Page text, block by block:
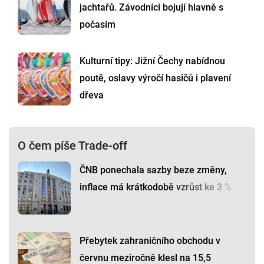
jachtařů. Závodníci bojují hlavně s
počasím
Kulturní tipy: Jižní Čechy nabídnou
poutě, oslavy výročí hasičů i plavení
dřeva
O čem píše Trade-off
ČNB ponechala sazby beze změny,
inflace má krátkodobě vzrůst ke 3 %
Přebytek zahraničního obchodu v
červnu meziročně klesl na 15,5